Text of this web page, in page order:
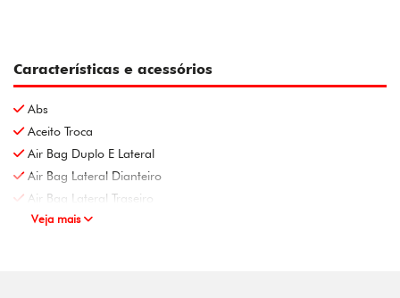
Características e acessórios
Abs
Aceito Troca
Air Bag Duplo E Lateral
Air Bag Lateral Dianteiro
Air Bag Lateral Traseiro
Veja mais